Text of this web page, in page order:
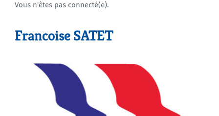
Agenda
Vous n'êtes pas connecté(e).
Francoise SATET